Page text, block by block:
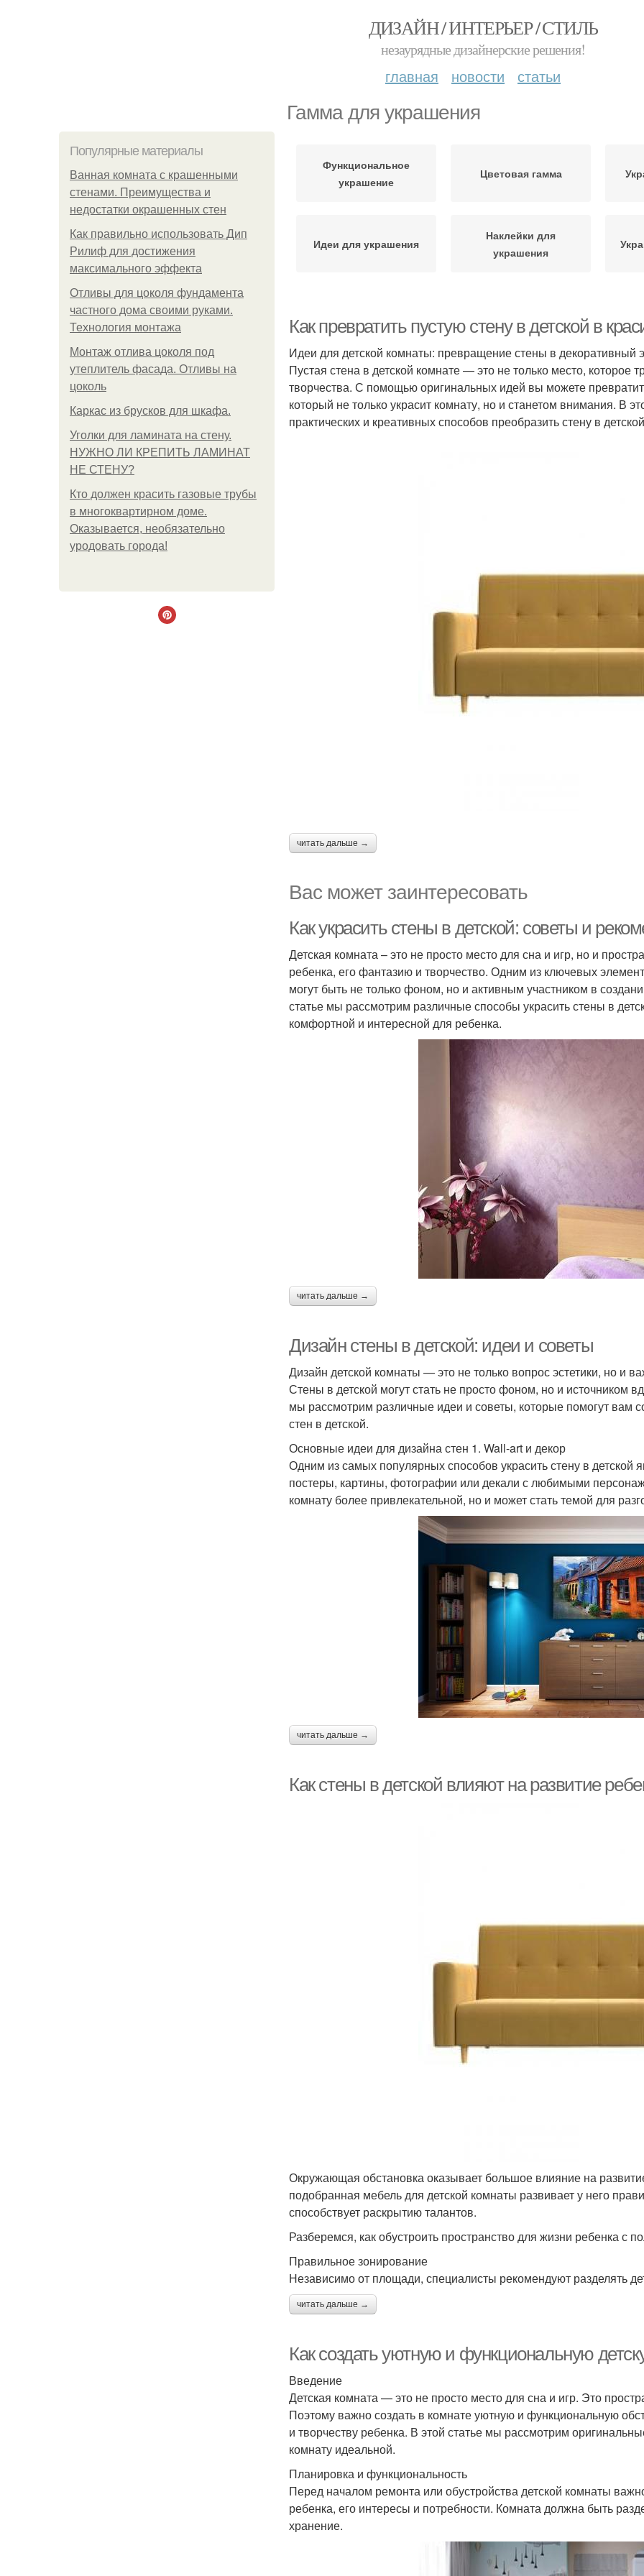
ДИЗАЙН / ИНТЕРЬЕР / СТИЛЬ
незаурядные дизайнерские решения!
главная новости статьи
Гамма для украшения
Популярные материалы
Ванная комната с крашенными
стенами. Преимущества и
недостатки окрашенных стен
Как правильно использовать Дип
Рилиф для достижения
максимального эффекта
Отливы для цоколя фундамента
частного дома своими руками.
Технология монтажа
Монтаж отлива цоколя под
утеплитель фасада. Отливы на
цоколь
Каркас из брусков для шкафа.
Уголки для ламината на стену.
НУЖНО ЛИ КРЕПИТЬ ЛАМИНАТ
НЕ СТЕНУ?
Кто должен красить газовые трубы
в многоквартирном доме.
Оказывается, необязательно
уродовать города!
Функциональное
украшение
Цветовая гамма
Идеи для украшения
Наклейки для
украшения
Как превратить пустую стену в детской в
Идеи для детской комнаты: превращение стены в декоративный
Пустая стена в детской комнате — это не только место, которое
творчества. С помощью оригинальных идей вы можете
который не только украсит комнату, но и станетом внимания. В
практических и креативных способов преобразить стену в
читать дальше →
Вас может заинтересовать
Как украсить стены в детской: советы и
Детская комната – это не просто место для сна и игр, но и
ребенка, его фантазию и творчество. Одним из ключевых
могут быть не только фоном, но и активным участником в
статье мы рассмотрим различные способы украсить стены в
комфортной и интересной для ребенка.
читать дальше →
Дизайн стены в детской: идеи и советы
Дизайн детской комнаты — это не только вопрос эстетики, но и
Стены в детской могут стать не просто фоном, но и источником
мы рассмотрим различные идеи и советы, которые помогут вам
стен в детской.
Основные идеи для дизайна стен 1. Wall-art и декор
Одним из самых популярных способов украсить стену в детской
постеры, картины, фотографии или декали с любимыми
комнату более привлекательной, но и может стать темой для
читать дальше →
Как стены в детской влияют на развитие
Окружающая обстановка оказывает большое влияние на
подобранная мебель для детской комнаты развивает у него
способствует раскрытию талантов.
Разберемся, как обустроить пространство для жизни ребенка с
Правильное зонирование
Независимо от площади, специалисты рекомендуют разделять
читать дальше →
Как создать уютную и функциональную
Введение
Детская комната — это не просто место для сна и игр. Это
Поэтому важно создать в комнате уютную и функциональную
и творчеству ребенка. В этой статье мы рассмотрим
комнату идеальной.
Планировка и функциональность
Перед началом ремонта или обустройства детской комнаты
ребенка, его интересы и потребности. Комната должна быть
хранение.